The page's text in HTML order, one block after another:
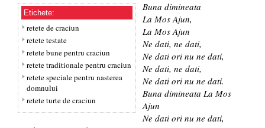
Etichete:
retete de craciun
retete testate
retete bune pentru craciun
retete traditionale pentru craciun
retete speciale pentru nasterea
domnului
retete turte de craciun
Buna dimineata
La Mos Ajun,
La Mos Ajun
Ne dati, ne dati,
Ne dati ori nu ne dati,
Ne dati, ne dati,
Ne dati ori nu ne dati.
Buna dimineata La Mos
Ajun
Ne dati ori nu ne dati,